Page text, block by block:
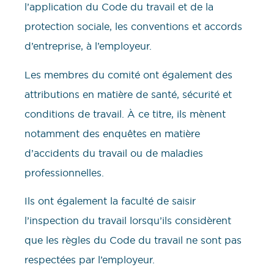
l’application du Code du travail et de la
protection sociale, les conventions et accords
d’entreprise, à l’employeur.
Les membres du comité ont également des
attributions en matière de santé, sécurité et
conditions de travail. À ce titre, ils mènent
notamment des enquêtes en matière
d’accidents du travail ou de maladies
professionnelles.
Ils ont également la faculté de saisir
l’inspection du travail lorsqu’ils considèrent
que les règles du Code du travail ne sont pas
respectées par l’employeur.